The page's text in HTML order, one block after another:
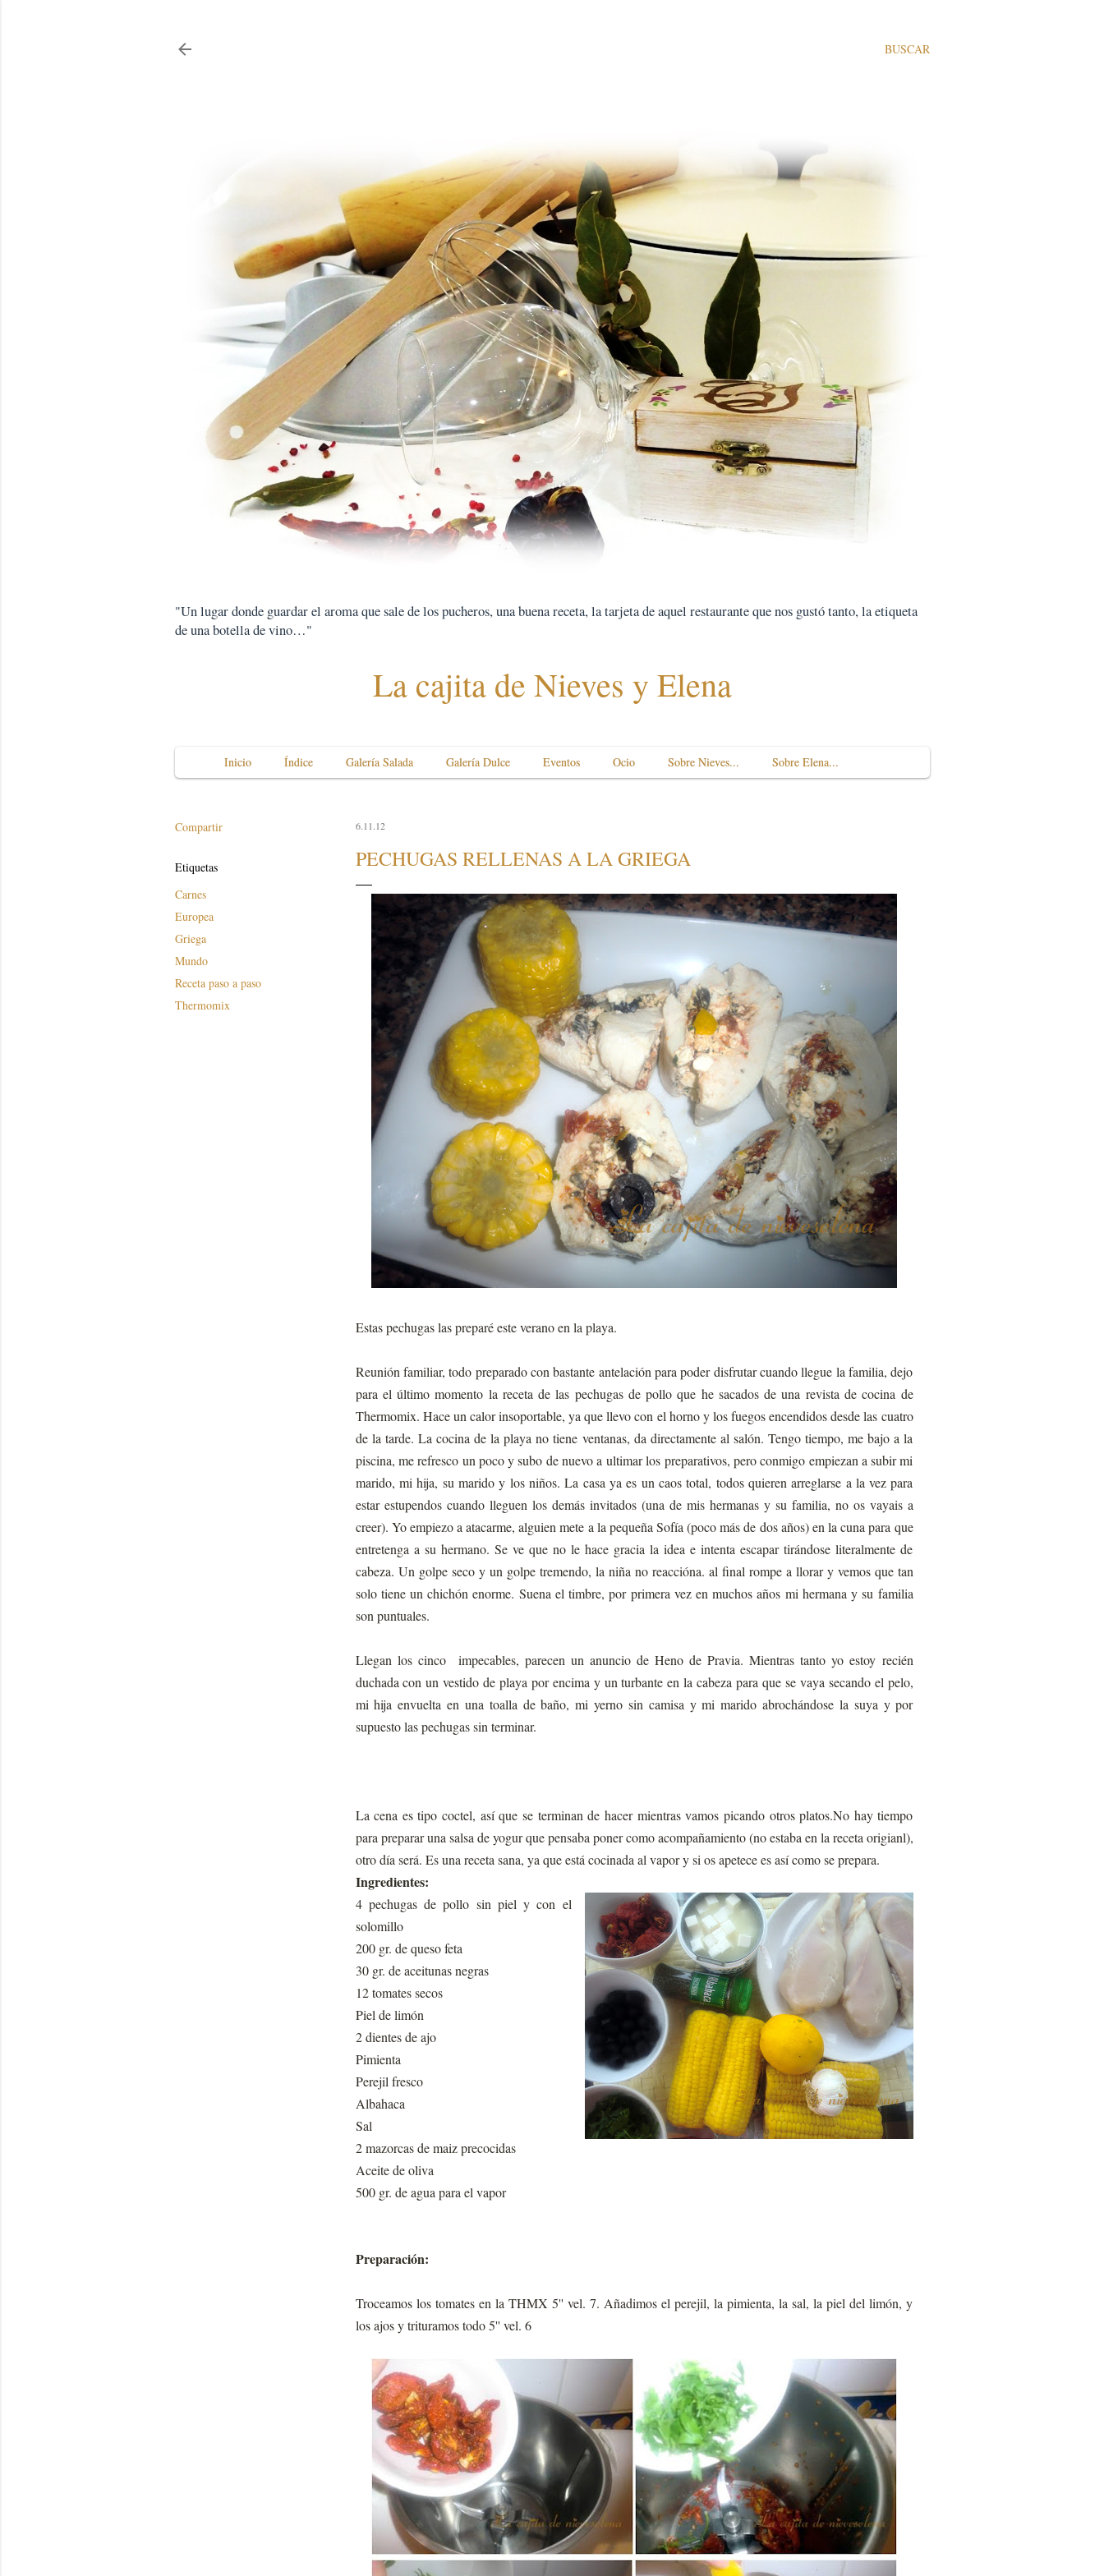
BUSCAR
"Un lugar donde guardar el aroma que sale de los pucheros, una buena receta, la tarjeta de aquel restaurante que nos gustó tanto, la etiqueta
de una botella de vino…"
La cajita de Nieves y Elena
Inicio Índice Galería Salada Galería Dulce Eventos Ocio Sobre Nieves... Sobre Elena...
Compartir
Etiquetas
Carnes
Europea
Griega
Mundo
Receta paso a paso
Thermomix
6.11.12
PECHUGAS RELLENAS A LA GRIEGA
Estas pechugas las preparé este verano en la playa.
Reunión familiar, todo preparado con bastante antelación para poder disfrutar cuando llegue la familia, dejo
para el último momento la receta de las pechugas de pollo que he sacados de una revista de cocina de
Thermomix. Hace un calor insoportable, ya que llevo con el horno y los fuegos encendidos desde las cuatro
de la tarde. La cocina de la playa no tiene ventanas, da directamente al salón. Tengo tiempo, me bajo a la
piscina, me refresco un poco y subo de nuevo a ultimar los preparativos, pero conmigo empiezan a subir mi
marido, mi hija, su marido y los niños. La casa ya es un caos total, todos quieren arreglarse a la vez para
estar estupendos cuando lleguen los demás invitados (una de mis hermanas y su familia, no os vayais a
creer). Yo empiezo a atacarme, alguien mete a la pequeña Sofía (poco más de dos años) en la cuna para que
entretenga a su hermano. Se ve que no le hace gracia la idea e intenta escapar tirándose literalmente de
cabeza. Un golpe seco y un golpe tremendo, la niña no reaccióna. al final rompe a llorar y vemos que tan
solo tiene un chichón enorme. Suena el timbre, por primera vez en muchos años mi hermana y su familia
son puntuales.
Llegan los cinco impecables, parecen un anuncio de Heno de Pravia. Mientras tanto yo estoy recién
duchada con un vestido de playa por encima y un turbante en la cabeza para que se vaya secando el pelo,
mi hija envuelta en una toalla de baño, mi yerno sin camisa y mi marido abrochándose la suya y por
supuesto las pechugas sin terminar.
La cena es tipo coctel, así que se terminan de hacer mientras vamos picando otros platos.No hay tiempo
para preparar una salsa de yogur que pensaba poner como acompañamiento (no estaba en la receta origianl),
otro día será. Es una receta sana, ya que está cocinada al vapor y si os apetece es así como se prepara.
Ingredientes:
4 pechugas de pollo sin piel y con el
solomillo
200 gr. de queso feta
30 gr. de aceitunas negras
12 tomates secos
Piel de limón
2 dientes de ajo
Pimienta
Perejil fresco
Albahaca
Sal
2 mazorcas de maiz precocidas
Aceite de oliva
500 gr. de agua para el vapor
Preparación:
Troceamos los tomates en la THMX 5'' vel. 7. Añadimos el perejil, la pimienta, la sal, la piel del limón, y
los ajos y trituramos todo 5'' vel. 6